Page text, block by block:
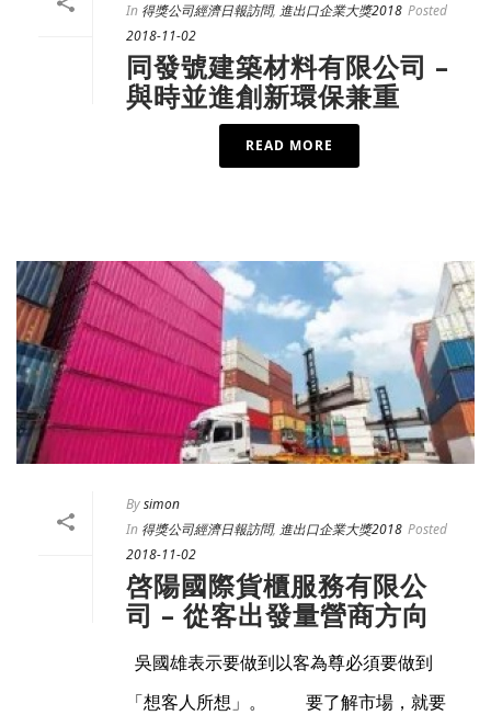
In 得獎公司經濟日報訪問, 進出口企業大獎2018 Posted
2018-11-02
同發號建築材料有限公司 –
與時並進創新環保兼重
READ MORE
Bysimon
In 得獎公司經濟日報訪問, 進出口企業大獎2018 Posted
2018-11-02
啓陽國際貨櫃服務有限公
司 – 從客出發量營商方向
吳國雄表示要做到以客為尊必須要做到
「想客人所想」。 要了解市場，就要